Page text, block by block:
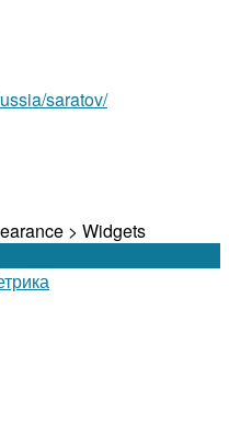
saratov/
> Widgets